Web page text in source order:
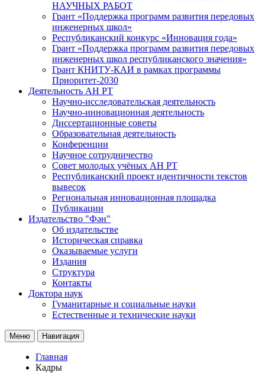
НАУЧНЫХ РАБОТ
Грант «Поддержка программ развития передовых
инженерных школ»
Республиканский конкурс «Инновация года»
Грант «Поддержка программ развития передовых
инженерных школ республиканского значения»
Грант КНИТУ-КАИ в рамках программы
Приоритет-2030
Деятельность АН РТ
Научно-исследовательская деятельность
Научно-инновационная деятельность
Диссертационные советы
Образовательная деятельность
Конференции
Научное сотрудничество
Совет молодых учёных АН РТ
Республиканский проект идентичности текстов
вывесок
Региональная инновационная площадка
Публикации
Издательство "Фән"
Об издательстве
Историческая справка
Оказываемые услуги
Издания
Структура
Контакты
Доктора наук
Гуманитарные и социальные науки
Естественные и технические науки
Меню Навигация
Главная
Кадры